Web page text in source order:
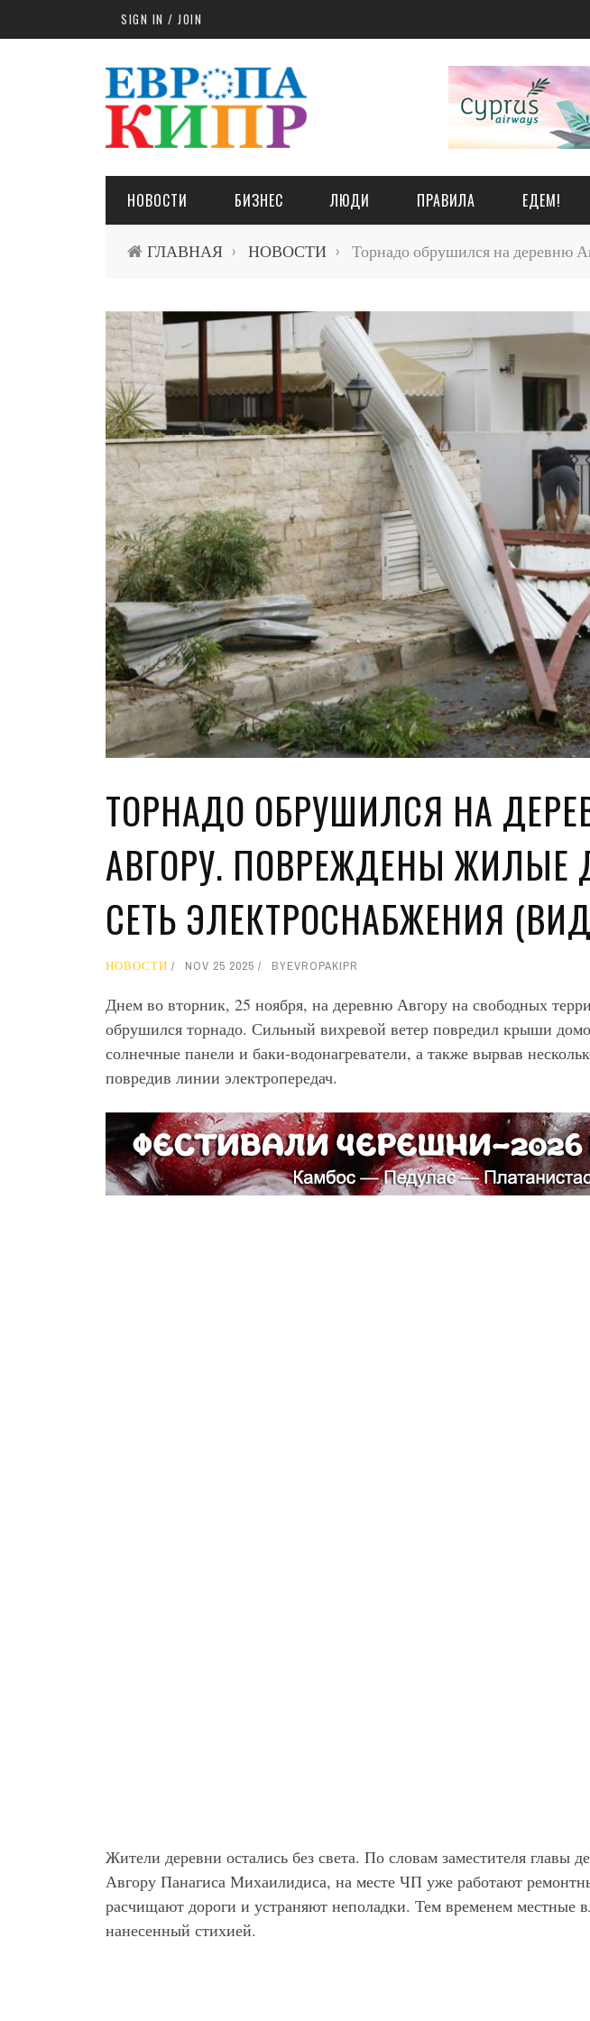
Skip to main contentSIGN IN / JOIN
НОВОСТИ БИЗНЕС ЛЮДИ ПРАВИЛА ЕДЕМ!
ГЛАВНАЯ › НОВОСТИ › Торнадо обрушился на деревню
ТОРНАДО ОБРУШИЛСЯ НА
АВГОРУ. ПОВРЕЖДЕНЫ ЖИЛЫЕ
СЕТЬ ЭЛЕКТРОСНАБЖЕНИЯ
НОВОСТИ NOV 25 2025 BYEVROPAKIPR
Днем во вторник, 25 ноября, на деревню Авгору на свободных
обрушился торнадо. Сильный вихревой ветер повредил крыши
солнечные панели и баки-водонагреватели, а также вырвав
повредив линии электропередач.
Жители деревни остались без света. По словам заместителя главы
Авгору Панагиса Михаилидиса, на месте ЧП уже работают
расчищают дороги и устраняют неполадки. Тем временем местные
нанесенный стихией.